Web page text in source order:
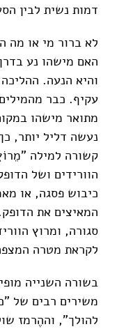
דמות נשית לבין
לא ברור מי או מה
האם מישהו נע
והיא הנעה.
עקיף. כבר
מתואר מישהו
נעשה דליל יותר,
קשורה למילה
הוורידים ושל
כיבוש פסגה, או
המאיצים את
סגורה, ומרוץ
לקראת מטרה
בשורה השנייה
משירים רבים של
להולך", וההֶרמז